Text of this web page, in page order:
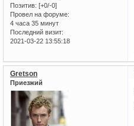
Позитив: [+0/-0]
Провел на форуме:
4 часа 35 минут
Последний визит:
2021-03-22 13:55:18
Gretson
Приезжий